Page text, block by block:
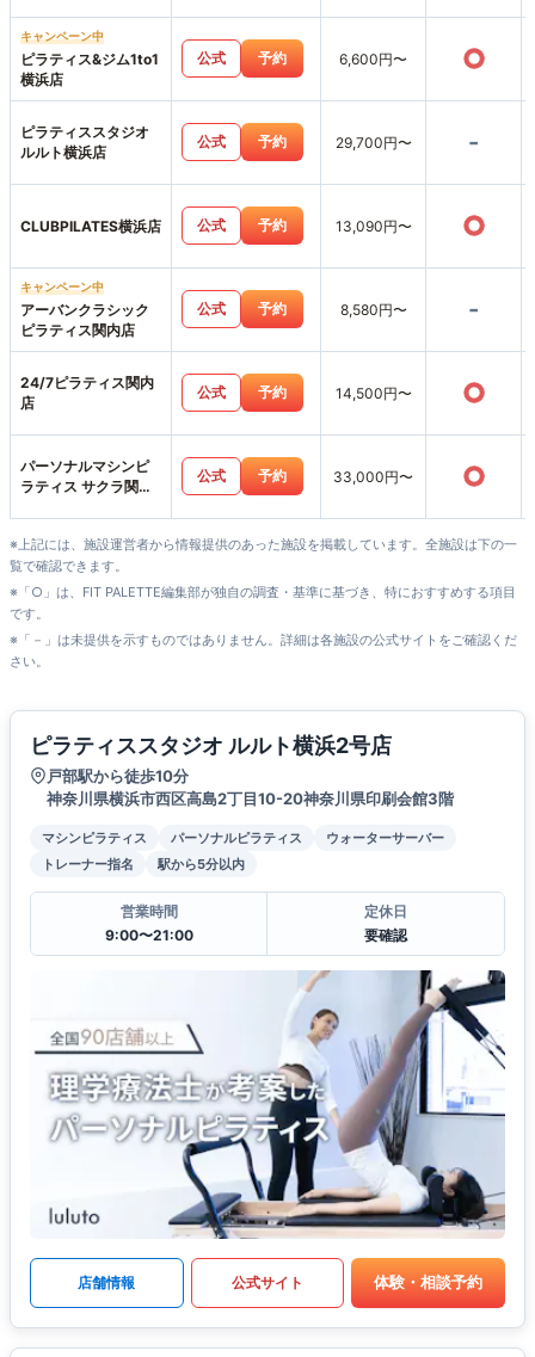
キャンペーン中
ピラティス&ジム1to1
横浜店
公式 予約 6,600円〜 ○
ピラティススタジオ
ルルト横浜店
公式 予約 29,700円〜 -
CLUBPILATES横浜店 公式 予約 13,090円〜 ○
キャンペーン中
アーバンクラシック
ピラティス関内店
公式 予約 8,580円〜 -
24/7ピラティス関内
店
公式 予約 14,500円〜 ○
パーソナルマシンピ
ラティス サクラ関内
公式 予約 33,000円〜 ○
※上記には、施設運営者から情報提供のあった施設を掲載しています。全施設は下の一
覧で確認できます。
※「○」は、FIT PALETTE編集部が独自の調査・基準に基づき、特におすすめする項目
です。
※「－」は未提供を示すものではありません。詳細は各施設の公式サイトをご確認くだ
さい。
ピラティススタジオ ルルト横浜2号店
戸部駅から徒歩10分
神奈川県横浜市西区高島2丁目10-20神奈川県印刷会館3階
マシンピラティス パーソナルピラティス
ウォーターサーバー
トレーナー指名
駅から5分以内
営業時間
9:00〜21:00
定休日
要確認
店舗情報 公式サイト 体験・相談予約